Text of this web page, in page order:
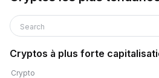
Search
Cryptos à plus forte
Crypto